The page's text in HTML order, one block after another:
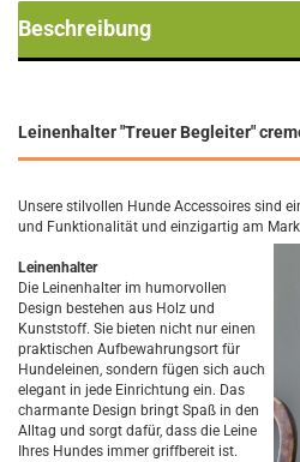
Beschreibung
Leinenhalter "Treuer Begleiter"
Unsere stilvollen Hunde Accessoires sind
und Funktionalität und einzigartig am
Leinenhalter
Die Leinenhalter im humorvollen
Design bestehen aus Holz und
Kunststoff. Sie bieten nicht nur einen
praktischen Aufbewahrungsort für
Hundeleinen, sondern fügen sich auch
elegant in jede Einrichtung ein. Das
charmante Design bringt Spaß in den
Alltag und sorgt dafür, dass die Leine
Ihres Hundes immer griffbereit ist.